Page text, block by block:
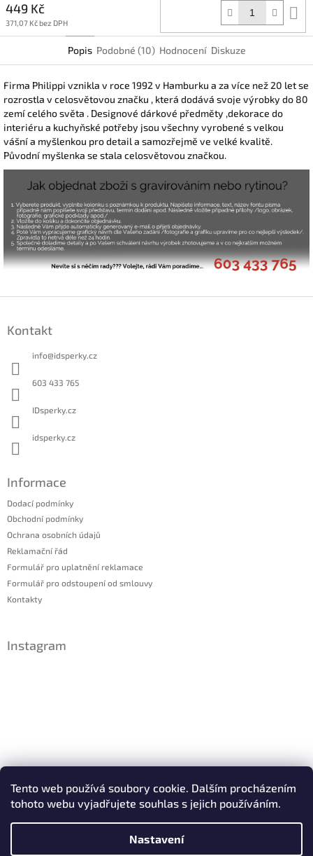
Tento web používá soubory cookie. Dalším procházením
tohoto webu vyjadřujete souhlas s jejich používáním.
Nastavení
449 Kč
371,07 Kč bez DPH
Popis Podobné (10) Hodnocení Diskuze
Firma Philippi vznikla v roce 1992 v Hamburku a za více než 20 let se
rozrostla v celosvětovou značku , která dodává svoje výrobky do 80
zemí celého světa . Designové dárkové předměty ,dekorace do
interiéru a kuchyňské potřeby jsou všechny vyrobené s velkou
vášní a myšlenkou pro detail a samozřejmě ve velké kvalitě.
Původní myšlenka se stala celosvětovou značkou.
Kontakt
info@idsperky.cz
603 433 765
IDsperky.cz
idsperky.cz
Informace
Dodací podmínky
Obchodní podmínky
Ochrana osobních údajů
Reklamační řád
Formulář pro uplatnění reklamace
Formulář pro odstoupení od smlouvy
Kontakty
Instagram
Sledovat na Instagramu
Facebook